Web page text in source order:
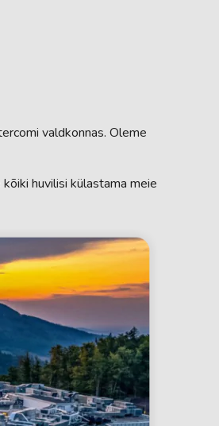
valdkonnas. Oleme
huvilisi külastama meie